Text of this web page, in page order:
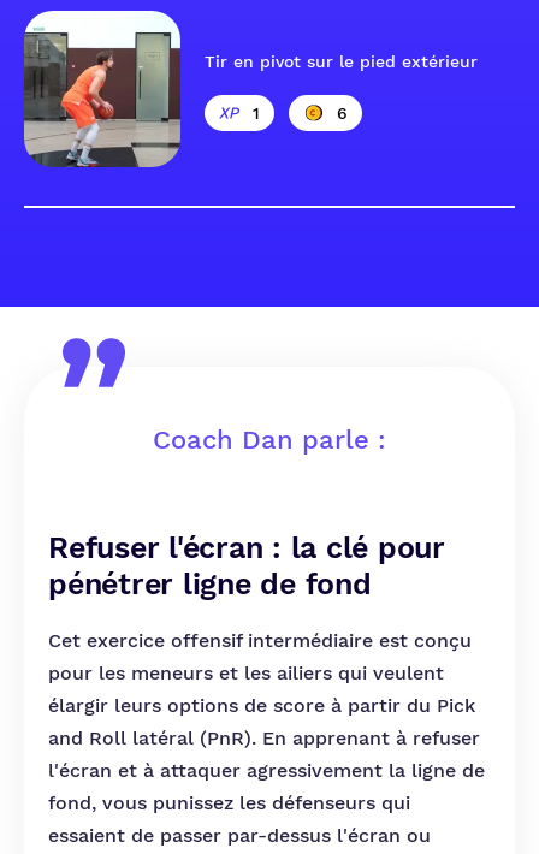
Tir en pivot sur le pied extérieur
1 6
Coach Dan parle :
Refuser l'écran : la clé pour
pénétrer ligne de fond
Cet exercice offensif intermédiaire est conçu
pour les meneurs et les ailiers qui veulent
élargir leurs options de score à partir du Pick
and Roll latéral (PnR). En apprenant à refuser
l'écran et à attaquer agressivement la ligne de
fond, vous punissez les défenseurs qui
essaient de passer par-dessus l'écran ou